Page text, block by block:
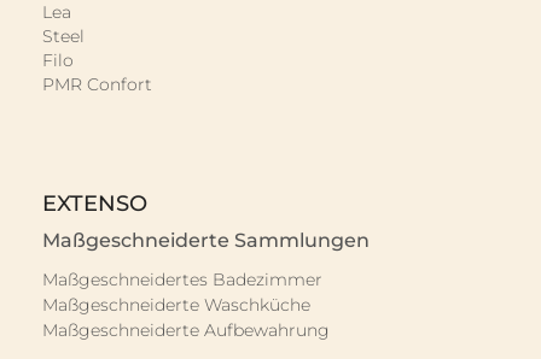
Lea
Steel
Filo
PMR Confort
EXTENSO
Maßgeschneiderte Sammlungen
Maßgeschneidertes Badezimmer
Maßgeschneiderte Waschküche
Maßgeschneiderte Aufbewahrung